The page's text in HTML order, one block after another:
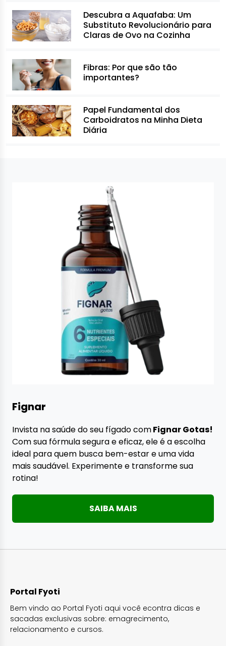
Descubra a Aquafaba: Um
Substituto Revolucionário para
Claras de Ovo na Cozinha
Fibras: Por que são tão
importantes?
Papel Fundamental dos
Carboidratos na Minha Dieta
Diária
Fignar
Invista na saúde do seu fígado comFignar Gotas!
Com sua fórmula segura e eficaz, ele é a escolha
ideal para quem busca bem-estar e uma vida
mais saudável. Experimente e transforme sua
rotina!
SAIBA MAIS
Portal Fyoti
Bem vindo ao Portal Fyoti aqui você econtra dicas e
sacadas exclusivas sobre: emagrecimento,
relacionamento e cursos.